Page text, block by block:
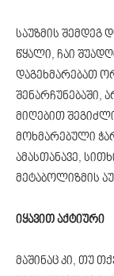
საუზმის შემდეგ
წყალი, ჩაი
დაგეხმარებათ
შენარჩუნებაში,
მიღებით
მოხმარებული
ამასთანავე,
მეტაბოლიზმის
იყავით აქტიური
მაშინაც კი, თუ